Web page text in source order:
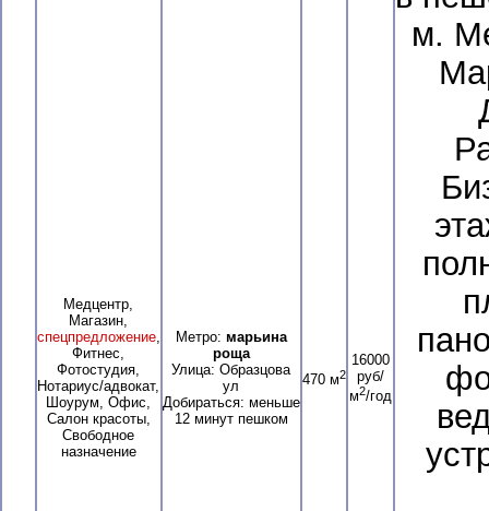
Медцентр,
Магазин,
спецпредложение,
Фитнес,
Фотостудия,
Нотариус/адвокат,
Шоурум, Офис,
Салон красоты,
Свободное
назначение
Метро: марьина
роща
Улица: Образцова
ул
Добираться: меньше
12 минут пешком
470 м2
16000
руб/
м2/год
м.